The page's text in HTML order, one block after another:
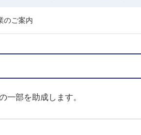
のご案内
一部を助成します。